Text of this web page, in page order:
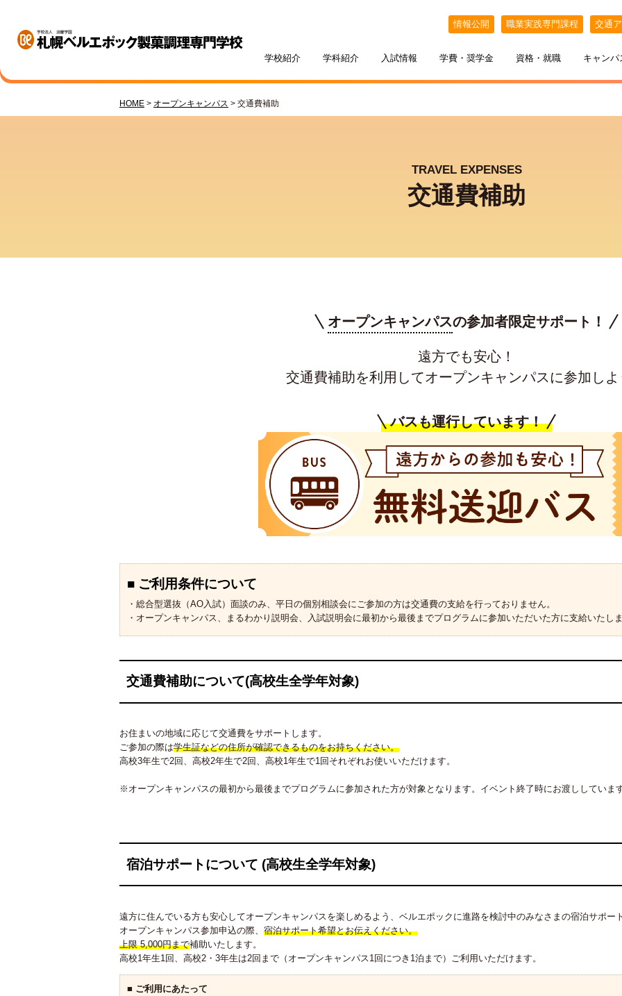
情報公開 職業実践専門課程 交通
学校紹介
学校紹介
学科紹介
学科・専攻紹介
入試情報
入試情報
学費・奨学金
学費・奨学金
資格・就職
資格・就職
キャンパ
キャンパスライフ
訪問者別
オープンキャンパス
HOME > オープンキャンパス > 交通費補助
TRAVEL EXPENSES
交通費補助
オープンキャンパスの参加者限定サポート！
遠方でも安心！
交通費補助を利用してオープンキャンパスに参加しよ
バスも運行しています！
■ ご利用条件について
・総合型選抜（AO入試）面談のみ、平日の個別相談会にご参加の方は交通費の支給を行っておりません。
・オープンキャンパス、まるわかり説明会、入試説明会に最初から最後までプログラムに参加いただいた方に支給いたしま
交通費補助について(高校生全学年対象)
お住まいの地域に応じて交通費をサポートします。
ご参加の際は学生証などの住所が確認できるものをお持ちください。
高校3年生で2回、高校2年生で2回、高校1年生で1回それぞれお使いいただけます。
※オープンキャンパスの最初から最後までプログラムに参加された方が対象となります。イベント終了時にお渡ししています
宿泊サポートについて (高校生全学年対象)
遠方に住んでいる方も安心してオープンキャンパスを楽しめるよう、ベルエポックに進路を検討中のみなさまの宿泊サポー
オープンキャンパス参加申込の際、 宿泊サポート希望とお伝えください。
上限 5,000円まで補助いたします。
高校1年生1回、高校2・3年生は2回まで（オープンキャンパス1回につき1泊まで）ご利用いただけます。
■ ご利用にあたって